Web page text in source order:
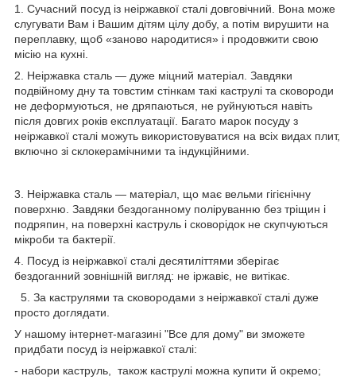
1. Сучасний посуд із неіржавкої сталі довговічний. Вона може
слугувати Вам і Вашим дітям цілу добу, а потім вирушити на
переплавку, щоб «заново народитися» і продовжити свою
місію на кухні.
2. Неіржавка сталь — дуже міцний матеріал. Завдяки
подвійному дну та товстим стінкам такі каструлі та сковороди
не деформуються, не дряпаються, не руйнуються навіть
після довгих років експлуатації. Багато марок посуду з
неіржавкої сталі можуть використовуватися на всіх видах плит,
включно зі склокерамічними та індукційними.
3. Неіржавка сталь — матеріал, що має вельми гігієнічну
поверхню. Завдяки бездоганному поліруванню без тріщин і
подряпин, на поверхні каструль і сковорідок не скупчуються
мікроби та бактерії.
4. Посуд із неіржавкої сталі десятиліттями зберігає
бездоганний зовнішній вигляд: не іржавіє, не витікає.
5. За каструлями та сковородами з неіржавкої сталі дуже
просто доглядати.
У нашому інтернет-магазині "Все для дому" ви зможете
придбати посуд із неіржавкої сталі:
- набори каструль, також каструлі можна купити й окремо;